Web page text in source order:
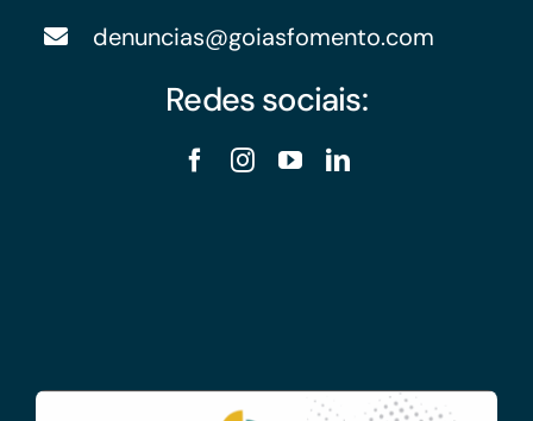
denuncias@goiasfomento.com
Redes sociais: